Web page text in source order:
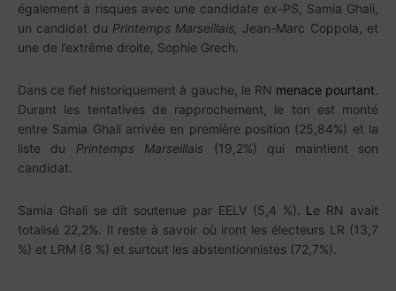
également à risques avec une candidate ex-PS, Samia Ghali,
un candidat du Printemps Marseillais, Jean-Marc Coppola, et
une de l’extrême droite, Sophie Grech.
Dans ce fief historiquement à gauche, le RN menace pourtant.
Durant les tentatives de rapprochement, le ton est monté
entre Samia Ghali arrivée en première position (25,84%) et la
liste du Printemps Marseillais (19,2%) qui maintient son
candidat.
Samia Ghali se dit soutenue par EELV (5,4 %). L e RN avait
totalisé 22,2%. Il reste à savoir où iront les électeurs LR (13,7
%) et LRM (8 %) et surtout les abstentionnistes (72,7%).